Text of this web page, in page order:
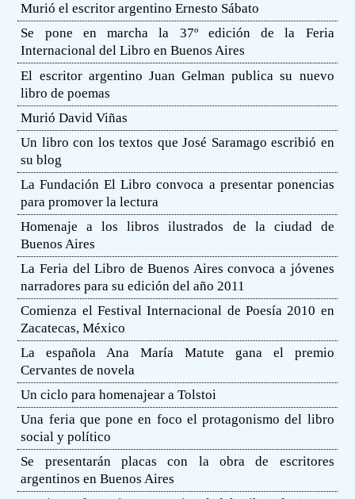
Murió el escritor argentino Ernesto Sábato
Se pone en marcha la 37º edición de la Feria
Internacional del Libro en Buenos Aires
El escritor argentino Juan Gelman publica su nuevo
libro de poemas
Murió David Viñas
Un libro con los textos que José Saramago escribió en
su blog
La Fundación El Libro convoca a presentar ponencias
para promover la lectura
Homenaje a los libros ilustrados de la ciudad de
Buenos Aires
La Feria del Libro de Buenos Aires convoca a jóvenes
narradores para su edición del año 2011
Comienza el Festival Internacional de Poesía 2010 en
Zacatecas, México
La española Ana María Matute gana el premio
Cervantes de novela
Un ciclo para homenajear a Tolstoi
Una feria que pone en foco el protagonismo del libro
social y político
Se presentarán placas con la obra de escritores
argentinos en Buenos Aires